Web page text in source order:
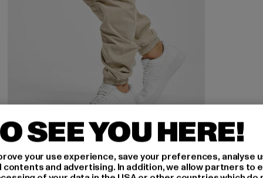
URBAN CLASSICS
Cargo Jogging
43,19 EUR
Derzeitiger Preis: 43,19 EUR
59,99 EURAktionspreis: 59,99 EUR
SEE YOU HERE!
your use experience, save your preferences, analyse
and advertising. In addition, we allow partners to